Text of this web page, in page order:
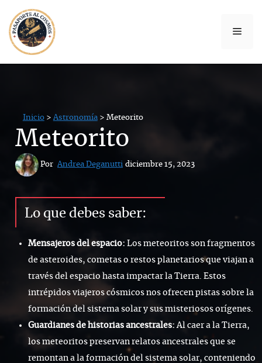
Saltar
contenido
Inicio> Astronomía> Meteorito
Meteorito
Por Andrea Deganutti diciembre 15, 2023
Lo que debes saber:
Mensajeros del espacio: Los meteoritos son fragmentos
de asteroides, cometas o restos planetarios que viajan a
través del espacio hasta impactar la Tierra. Estos
intrépidos viajeros cósmicos nos ofrecen pistas sobre la
formación del sistema solar y sus misteriosos orígenes.
Guardianes de historias ancestrales: Al caer a la Tierra,
los meteoritos preservan relatos ancestrales que se
remontan a la formación del sistema solar, conteniendo